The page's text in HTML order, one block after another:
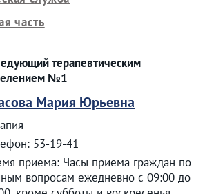
часть
терапевтическим
№1
Мария Юрьевна
53-19-41
приема: Часы приема граждан по
вопросам ежедневно с 09:00 до